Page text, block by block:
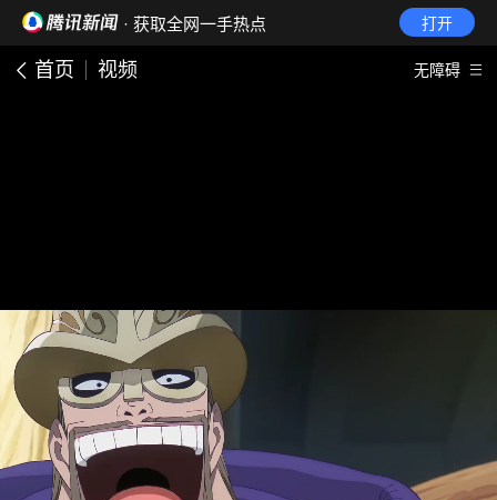
· 获取全网一手热点 打开
首页 视频 无障碍